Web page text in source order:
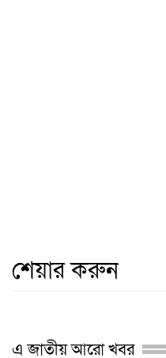
শেয়ার করুন
এ জাতীয় আরো খবর